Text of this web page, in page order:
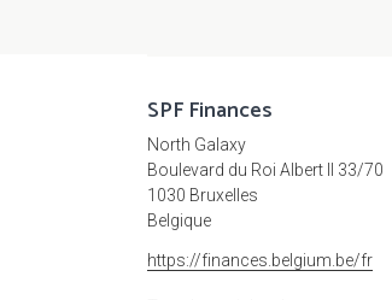
SPF Finances
North Galaxy
Boulevard du Roi Albert II 33/70
1030 Bruxelles
Belgique
https://finances.belgium.be/fr